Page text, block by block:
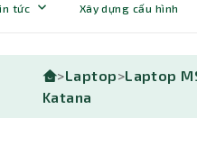
tức Xây dựng cấu hình
>Laptop>Laptop
Katana